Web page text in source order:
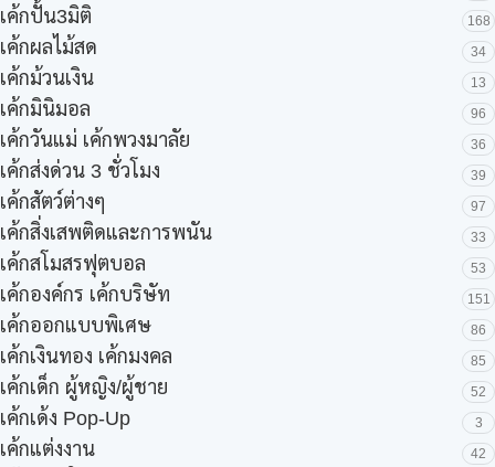
เค้กปั้น3มิติ 168
เค้กผลไม้สด 34
เค้กม้วนเงิน 13
เค้กมินิมอล 96
เค้กวันแม่ เค้กพวงมาลัย 36
เค้กส่งด่วน 3 ชั่วโมง 39
เค้กสัตว์ต่างๆ 97
เค้กสิ่งเสพติดและการพนัน 33
เค้กสโมสรฟุตบอล 53
เค้กองค์กร เค้กบริษัท 151
เค้กออกแบบพิเศษ 86
เค้กเงินทอง เค้กมงคล 85
เค้กเด็ก ผู้หญิง/ผู้ชาย 52
เค้กเด้ง Pop-Up 3
เค้กแต่งงาน 42